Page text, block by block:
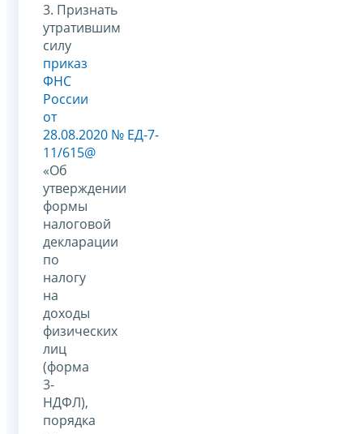
3. Признать
утратившим
силу
приказ
ФНС
России
от
28.08.2020 № ЕД-7-
11/615@
«Об
утверждении
формы
налоговой
декларации
по
налогу
на
доходы
физических
лиц
(форма
3-
НДФЛ),
порядка